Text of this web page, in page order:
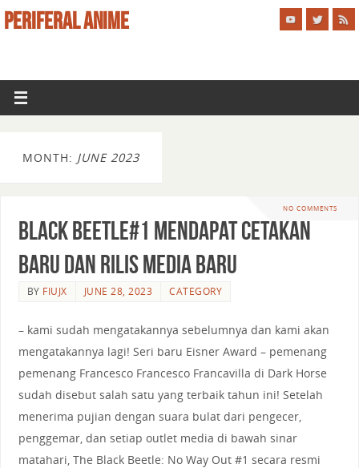
PERIFERAL ANIME
MONTH: JUNE 2023
NO COMMENTS
Black Beetle#1 mendapat cetakan
baru dan rilis media baru
BY FIUJX JUNE 28, 2023 CATEGORY
– kami sudah mengatakannya sebelumnya dan kami akan
mengatakannya lagi! Seri baru Eisner Award – pemenang
pemenang Francesco Francesco Francavilla di Dark Horse
sudah disebut salah satu yang terbaik tahun ini! Setelah
menerima pujian dengan suara bulat dari pengecer,
penggemar, dan setiap outlet media di bawah sinar
matahari, The Black Beetle: No Way Out #1 secara resmi